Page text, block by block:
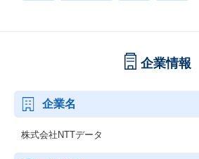
企業情報
企業名
株式会社NTTデータ